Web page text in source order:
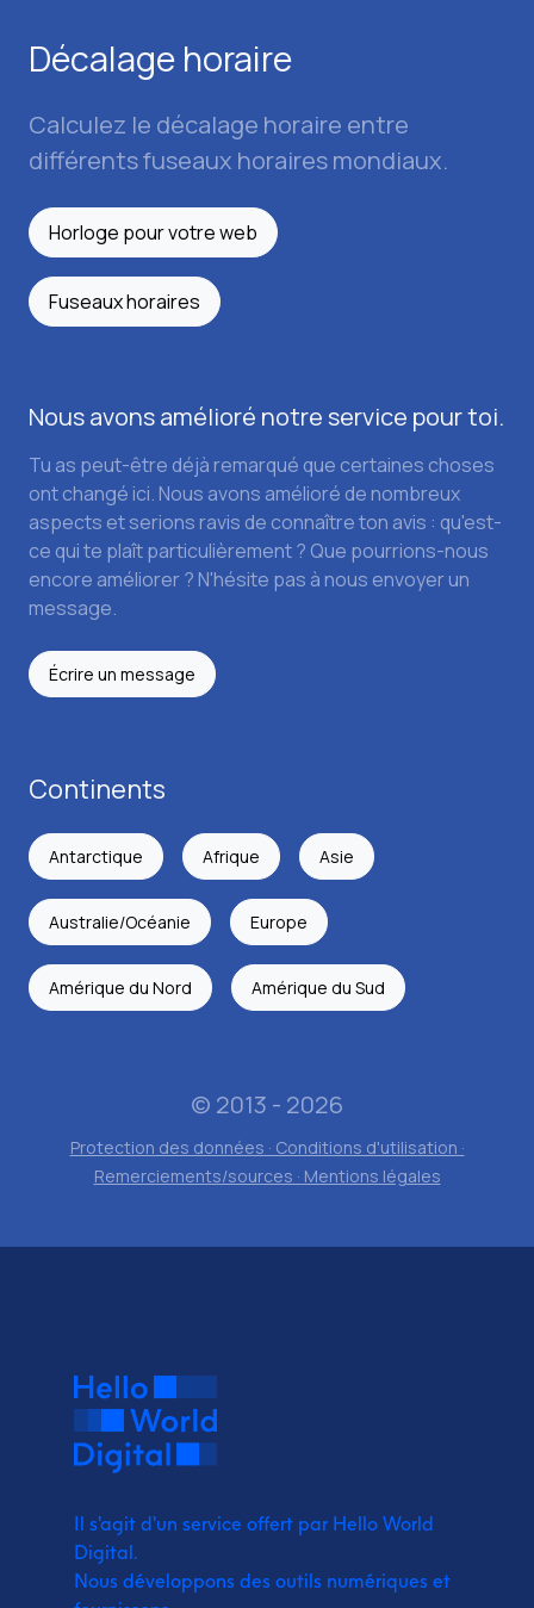
Décalage horaire
Calculez le décalage horaire entre
différents fuseaux horaires mondiaux.
Horloge pour votre web
Fuseaux horaires
Nous avons amélioré notre service pour toi.
Tu as peut-être déjà remarqué que certaines choses
ont changé ici. Nous avons amélioré de nombreux
aspects et serions ravis de connaître ton avis : qu'est-
ce qui te plaît particulièrement ? Que pourrions-nous
encore améliorer ? N'hésite pas à nous envoyer un
message.
Écrire un message
Continents
Antarctique Afrique Asie
Australie/Océanie Europe
Amérique du Nord Amérique du Sud
© 2013 - 2026
Protection des données · Conditions d'utilisation ·
Remerciements/sources · Mentions légales
Il s'agit d'un service offert par Hello World
Digital.
Nous développons des outils numériques et